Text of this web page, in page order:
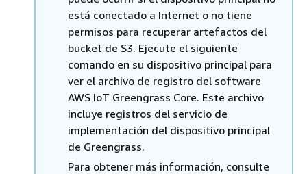
está conectado a Internet o no tiene
permisos para recuperar artefactos del
bucket de S3. Ejecute el siguiente
comando en su dispositivo principal para
ver el archivo de registro del software
AWS IoT Greengrass Core. Este archivo
incluye registros del servicio de
implementación del dispositivo principal
de Greengrass.
Para obtener más información, consulte